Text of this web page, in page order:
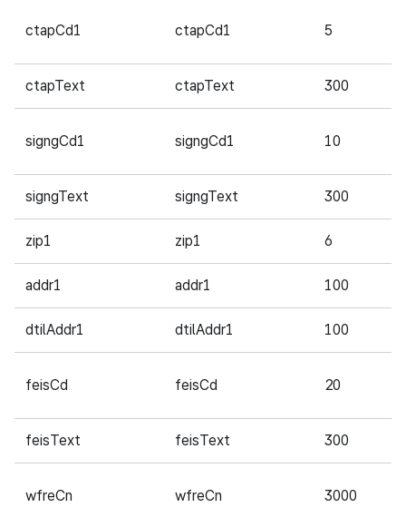
ctapCd1 ctapCd1 5
ctapText ctapText 300
signgCd1 signgCd1 10
signgText signgText 300
zip1 zip1 6
addr1 addr1 100
dtilAddr1 dtilAddr1 100
feisCd feisCd 20
feisText feisText 300
wfreCn wfreCn 3000